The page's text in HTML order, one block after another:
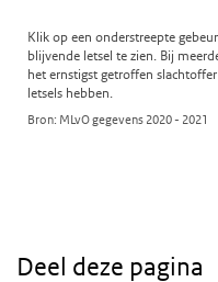
Deel deze pagina